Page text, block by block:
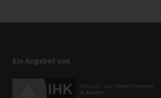
Ein Angebot von